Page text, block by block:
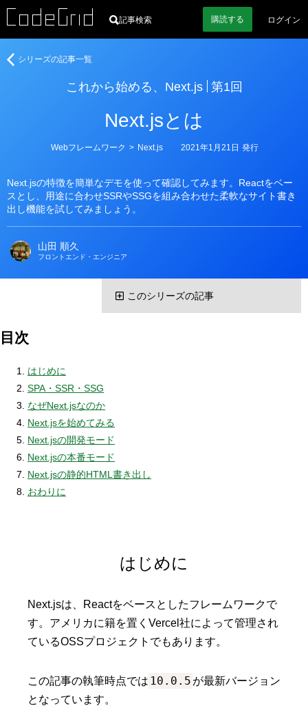
記事検索 購読する ログイン
これから始める、Next.js 第1回
Next.jsとは
Next.jsの特徴を簡単なデモを使って確認してみます。Reactをベー
スとし、用途に合わせSSRやSSGを組み合わせた柔軟なサイト書き
出し機能を試してみましょう。
カ
リ
ー
Webフレームワーク > Next.js 2021年1月21日 発行
者
山田 順久
フロントエンド・エンジニア
こ
シリーズの記事一覧
このシリーズの記事
目次
はじめに
SPA・SSR・SSG
なぜNext.jsなのか
Next.jsを始めてみる
Next.jsの開発モード
Next.jsの本番モード
Next.jsの静的HTML書き出し
おわりに
はじめに
Next.jsは、Reactをベースとしたフレームワークで
す。アメリカに籍を置くVercel社によって管理され
ているOSSプロジェクトでもあります。
この記事の執筆時点では 10.0.5 が最新バージョン
となっています。